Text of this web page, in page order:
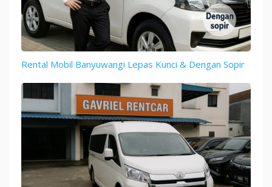
Rental Mobil Banyuwangi Lepas Kunci & Dengan Sopir